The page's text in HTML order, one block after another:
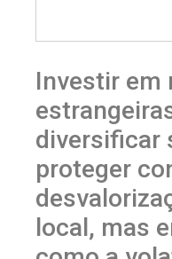
Investir em
diversificar
proteger
local, mas